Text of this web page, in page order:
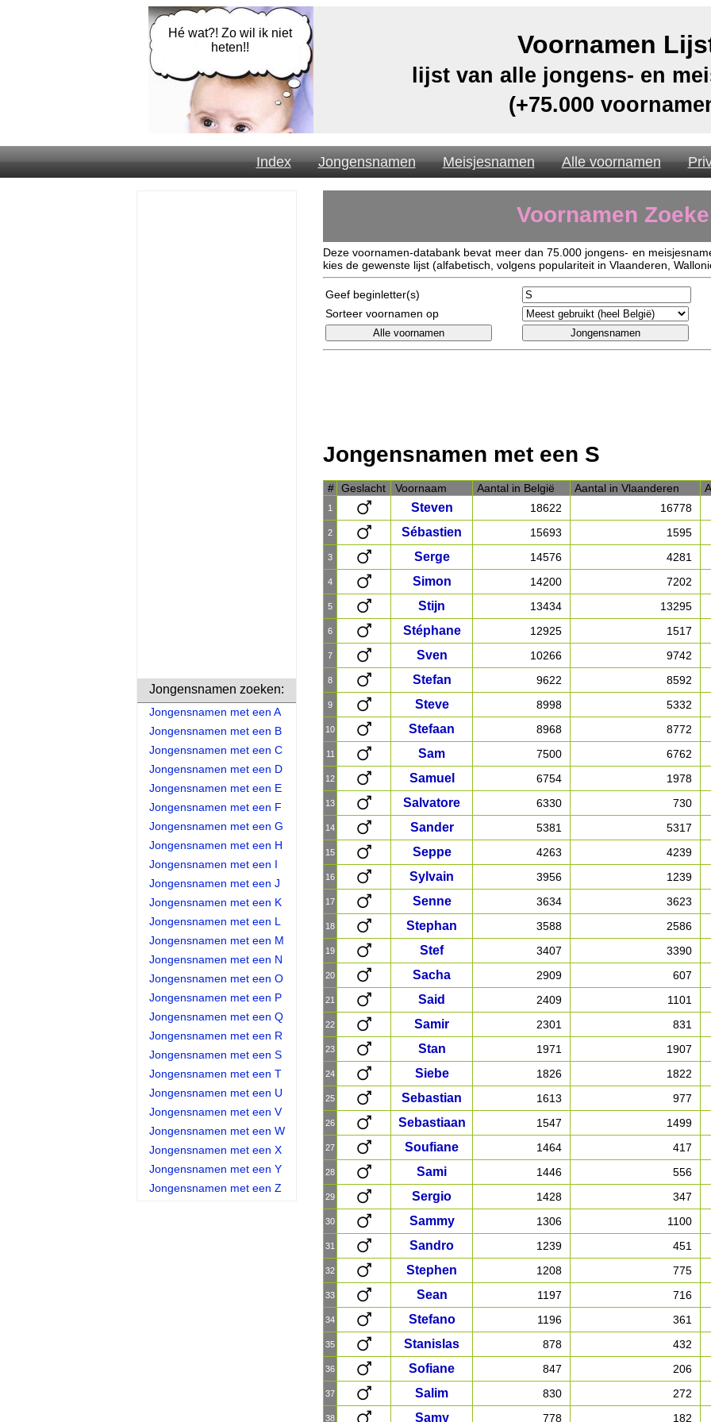
Hé wat?! Zo wil ik niet
heten!!
Voornamen
lijst van alle jongens- en
(+75.000
Index Jongensnamen Meisjesnamen Alle voornamen
Jongensnamen zoeken:
Jongensnamen met een A
Jongensnamen met een B
Jongensnamen met een C
Jongensnamen met een D
Jongensnamen met een E
Jongensnamen met een F
Jongensnamen met een G
Jongensnamen met een H
Jongensnamen met een I
Jongensnamen met een J
Jongensnamen met een K
Jongensnamen met een L
Jongensnamen met een M
Jongensnamen met een N
Jongensnamen met een O
Jongensnamen met een P
Jongensnamen met een Q
Jongensnamen met een R
Jongensnamen met een S
Jongensnamen met een T
Jongensnamen met een U
Jongensnamen met een V
Jongensnamen met een W
Jongensnamen met een X
Jongensnamen met een Y
Jongensnamen met een Z
Voornamen
Deze voornamen-databank bevat meer dan 75.000 jongens- en
kies de gewenste lijst (alfabetisch, volgens populariteit in Vlaanderen,
Geef beginletter(s)
Sorteer voornamen op
Jongensnamen met een S
# Geslacht Voornaam Aantal in België Aantal in Vlaanderen
1 Steven 18622 16778
2 Sébastien 15693 1595
3 Serge 14576 4281
4 Simon 14200 7202
5 Stijn 13434 13295
6 Stéphane 12925 1517
7 Sven 10266 9742
8 Stefan 9622 8592
9 Steve 8998 5332
10 Stefaan 8968 8772
11 Sam 7500 6762
12 Samuel 6754 1978
13 Salvatore 6330 730
14 Sander 5381 5317
15 Seppe 4263 4239
16 Sylvain 3956 1239
17 Senne 3634 3623
18 Stephan 3588 2586
19 Stef 3407 3390
20 Sacha 2909 607
21 Said 2409 1101
22 Samir 2301 831
23 Stan 1971 1907
24 Siebe 1826 1822
25 Sebastian 1613 977
26 Sebastiaan 1547 1499
27 Soufiane 1464 417
28 Sami 1446 556
29 Sergio 1428 347
30 Sammy 1306 1100
31 Sandro 1239 451
32 Stephen 1208 775
33 Sean 1197 716
34 Stefano 1196 361
35 Stanislas 878 432
36 Sofiane 847 206
37 Salim 830 272
38 Samy 778 182